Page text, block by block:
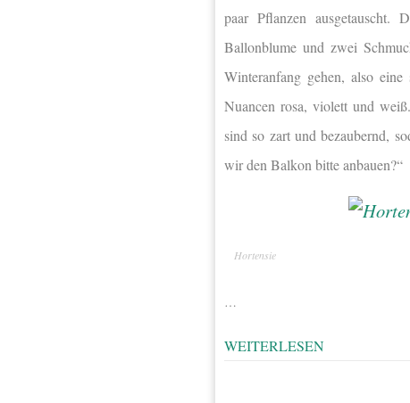
paar Pflanzen
Ballonblume und zwei
Winteranfang gehen, also
Nuancen rosa, violett und
sind so zart und bezaubernd,
wir den Balkon bitte anbauen?“
Hortensie
…
WEITERLESEN